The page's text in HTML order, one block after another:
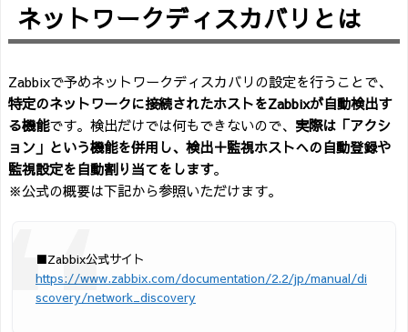
ネットワークディスカバリとは
Zabbixで予めネットワークディスカバリの設定を行うことで、
特定のネットワークに接続されたホストをZabbixが自動検出す
る機能です。検出だけでは何もできないので、 実際は「アクシ
ョン」という機能を併用し、検出＋監視ホストへの自動登録や
監視設定を自動割り当てをします。
※公式の概要は下記から参照いただけます。
■Zabbix公式サイト
https://www.zabbix.com/documentation/2.2/jp/manual/di
scovery/network_discovery